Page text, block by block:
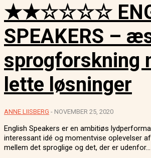
★★☆☆☆☆
SPEAKERS –
sprogforskning
lette løsninger
ANNE LIISBERG - NOVEMBER 25, 2020
English Speakers er en ambitiøs
interessant idé og momentvise oplevelser
mellem det sproglige og det, der er udenfor...